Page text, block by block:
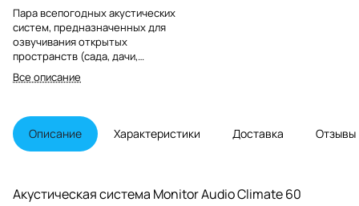
Пара всепогодных акустических
систем, предназначенных для
озвучивания открытых
пространств (сада, дачи,
бассейна). НЧ-динамик 165 мм C-
CAM, твитер 25 мм C-CAM с
из полипропилена с высокой
плотностью, вращающийся на
175 градусов кронштейн,
позволило сделать корпус
закрытым), алюминиевые
Все описание
Описание Характеристики Доставка Отзывы
Акустическая система Monitor Audio Climate 60